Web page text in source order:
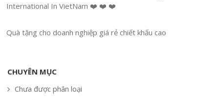
International In VietNam ❤️ ❤️ ❤️
Quà tặng cho doanh nghiệp giá rẻ chiết khấu cao
CHUYÊN MỤC
Chưa được phân loại